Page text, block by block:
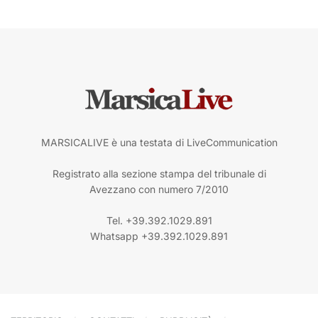
MARSICALIVE è una testata di LiveCommunication
Registrato alla sezione stampa del tribunale di
Avezzano con numero 7/2010
Tel. +39.392.1029.891
Whatsapp +39.392.1029.891